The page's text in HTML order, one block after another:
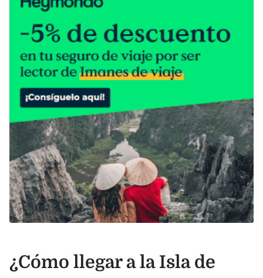
¿Cómo llegar a la Isla de